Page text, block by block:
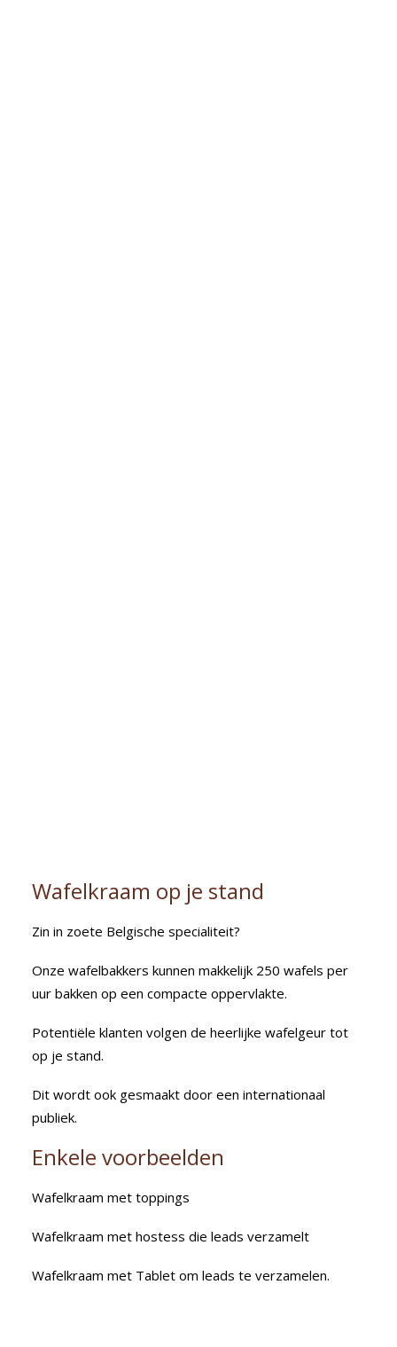
Wafelkraam op je stand
Zin in zoete Belgische specialiteit?
Onze wafelbakkers kunnen makkelijk 250 wafels per
uur bakken op een compacte oppervlakte.
Potentiële klanten volgen de heerlijke wafelgeur tot
op je stand.
Dit wordt ook gesmaakt door een internationaal
publiek.
Enkele voorbeelden
Wafelkraam met toppings
Wafelkraam met hostess die leads verzamelt
Wafelkraam met Tablet om leads te verzamelen.